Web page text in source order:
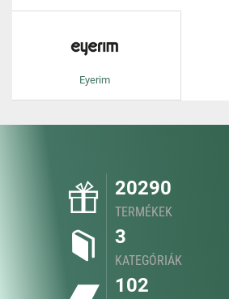
Eyerim
20290
TERMÉKEK
3
KATEGÓRIÁK
102